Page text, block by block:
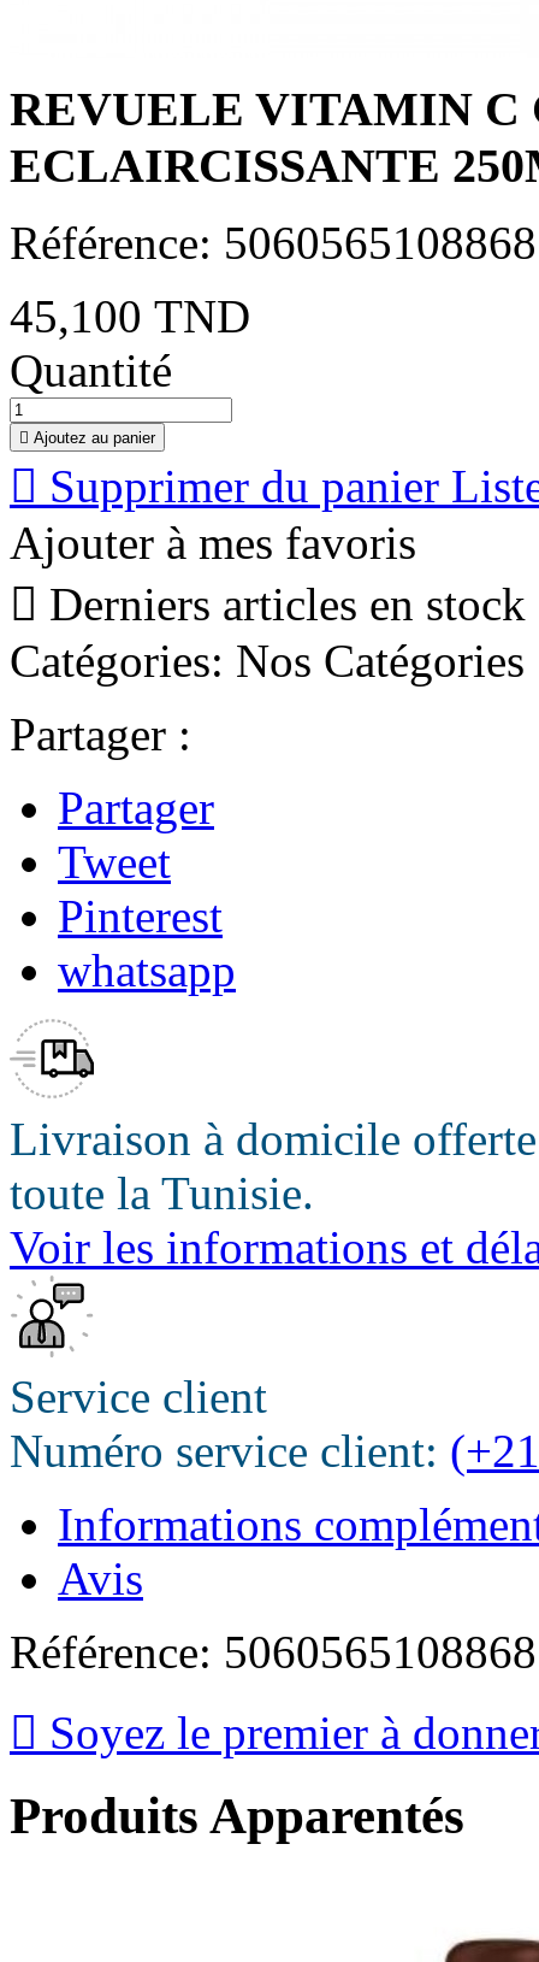
REVUELE VITAMIN C
ECLAIRCISSANTE
Référence: 5060565108868
45,100 TND
Quantité
 Ajoutez au panier
 Supprimer du panier
Ajouter à mes favoris
 Derniers articles en stock
Catégories: Nos Catégories
Partager :
Partager
Tweet
Pinterest
whatsapp
Livraison à domicile
toute la Tunisie.
Voir les informations et
Service client
Numéro service client:
Informations
Avis
Référence: 5060565108868
 Soyez le premier à
Produits Apparentés